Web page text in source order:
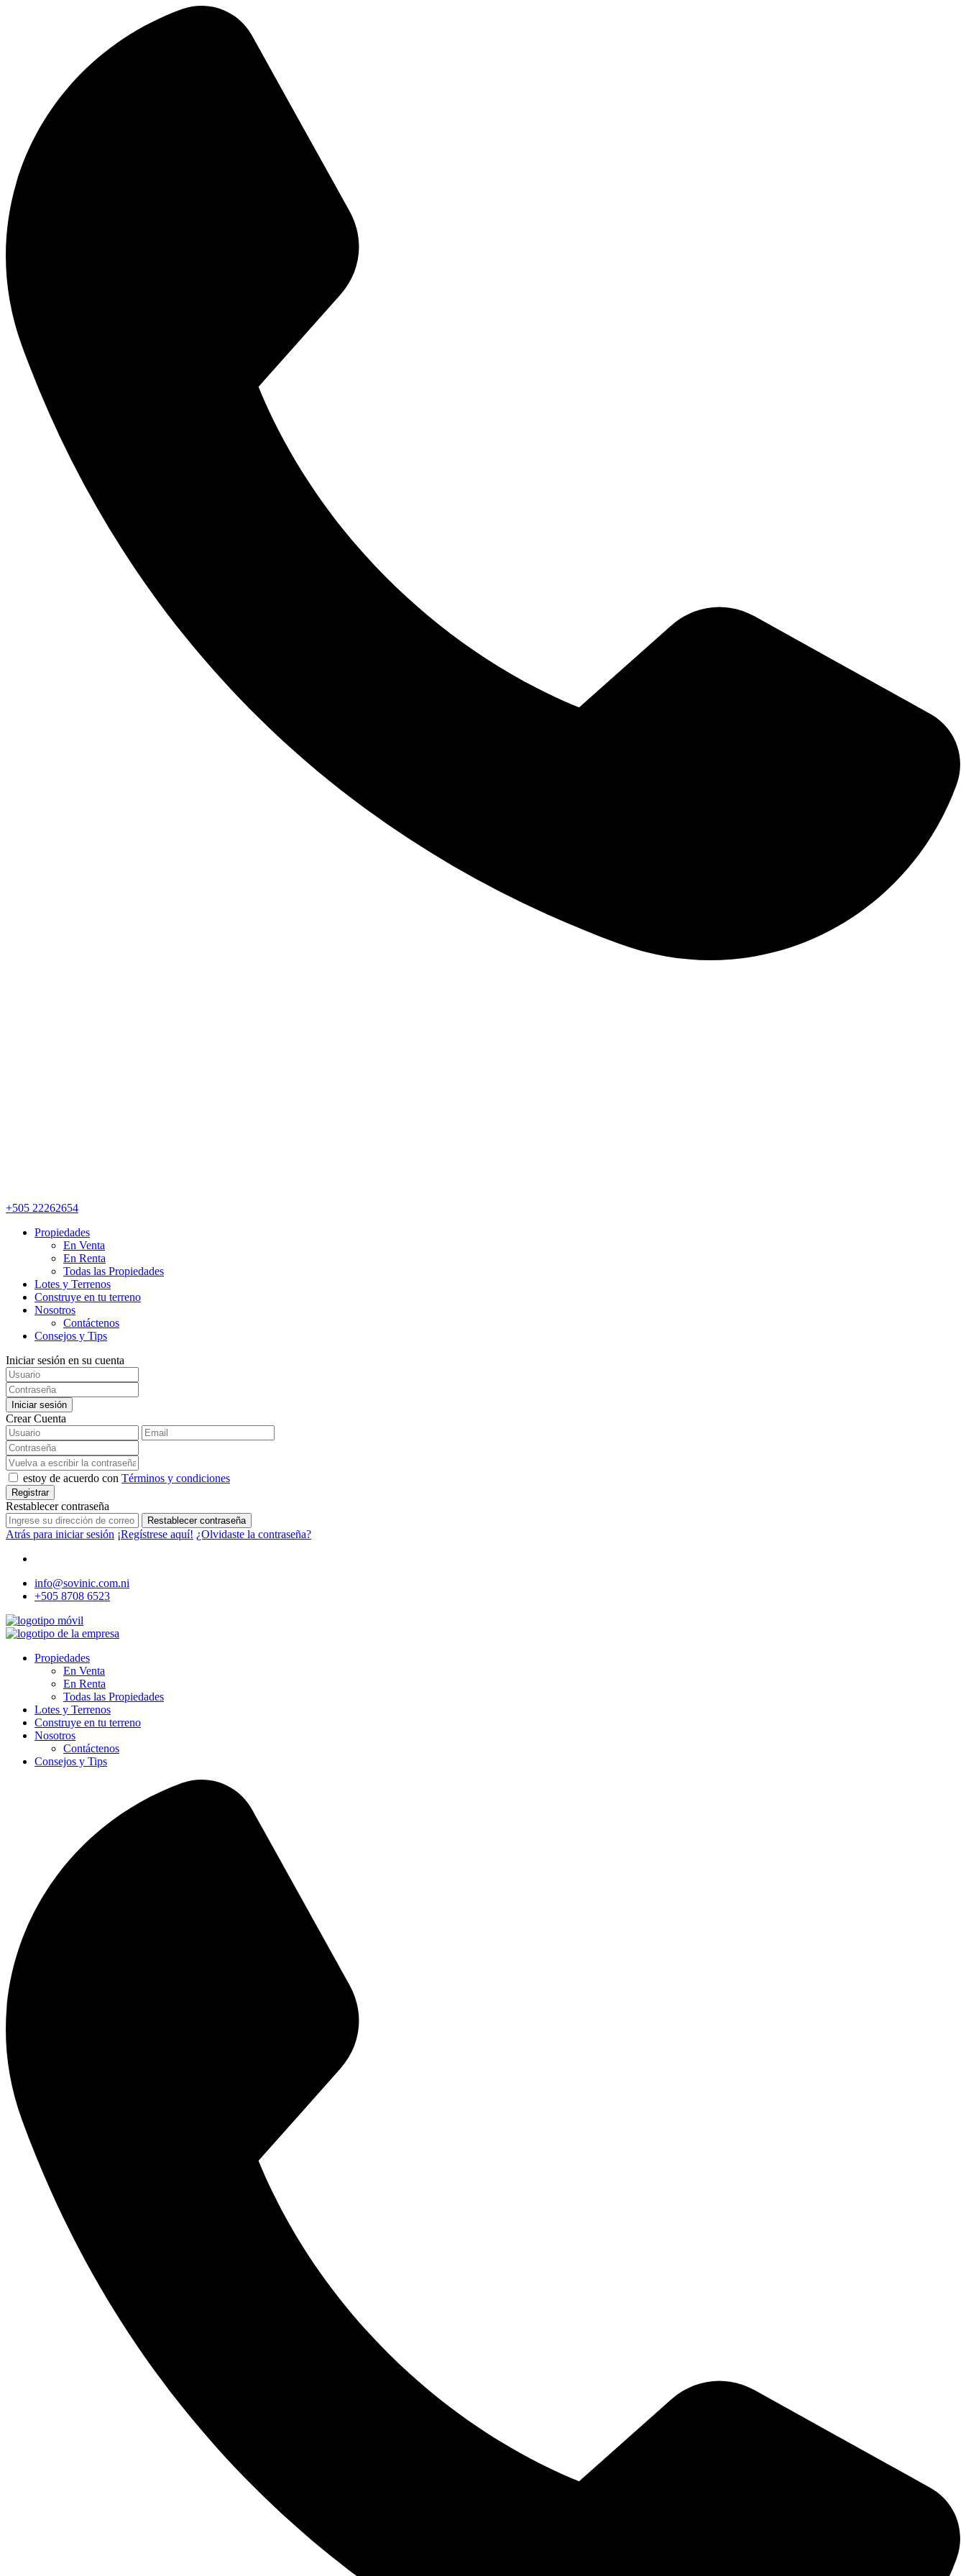
+505 22262654
Propiedades
En Venta
En Renta
Todas las Propiedades
Lotes y Terrenos
Construye en tu terreno
Nosotros
Contáctenos
Consejos y Tips
Iniciar sesión en su cuenta
Iniciar sesión
Crear Cuenta
estoy de acuerdo con Términos y condiciones
Registrar
Restablecer contraseña
Restablecer contraseña
Atrás para iniciar sesión ¡Regístrese aquí! ¿Olvidaste la contraseña?
info@sovinic.com.ni
+505 8708 6523
Propiedades
En Venta
En Renta
Todas las Propiedades
Lotes y Terrenos
Construye en tu terreno
Nosotros
Contáctenos
Consejos y Tips